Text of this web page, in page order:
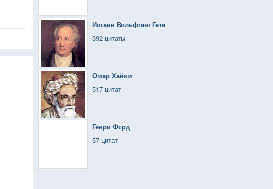
Иоганн Вольфганг Гете
392 цитаты
Омар Хайям
517 цитат
Генри Форд
57 цитат